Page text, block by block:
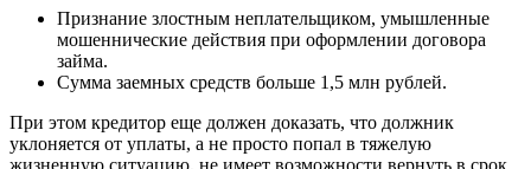
Признание злостным неплательщиком, умышленные
мошеннические действия при оформлении договора
займа.
Сумма заемных средств больше 1,5 млн рублей.
При этом кредитор еще должен доказать, что должник
уклоняется от уплаты, а не просто попал в тяжелую